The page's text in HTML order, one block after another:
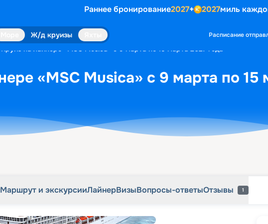
Раннее бронирование2027+ 2027миль
Ж/д круизы Расписание
Круиз на лайнере «MSC Musica» с 9 марта по 15 марта 2027 года
«MSC Musica» с 9 марта по 15
Маршрут и экскурсииЛайнерВизыВопросы-ответыОтзывы 1